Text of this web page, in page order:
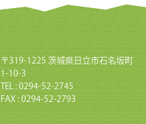
〒319-1225 茨城県日立市石名坂町
1-10-3
TEL : 0294-52-2745
FAX : 0294-52-2793